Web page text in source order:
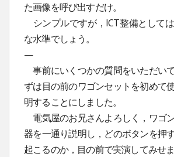
た画像を呼び出すだけ。
シンプルですが，ICT整備として
な水準でしょう。
—
事前にいくつかの質問をいただい
ずは目の前のワゴンセットを初めて
明することにしました。
電気屋のお兄さんよろしく，ワゴ
器を一通り説明し，どのボタンを押
起こるのか，目の前で実演してみせま